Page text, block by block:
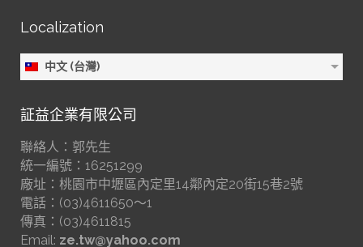
Localization
中文 (台灣)
証益企業有限公司
聯絡人：郭先生
統一編號：16251299
廠址：桃園市中壢區內定里14鄰內定20街15巷2號
電話：(03)4611650～1
傳真：(03)4611815
Email: ze.tw@yahoo.com